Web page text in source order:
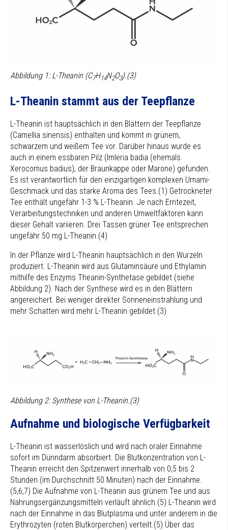
Abbildung 1: L-Theanin (C7H 14N2O3). (3)
L-Theanin stammt aus der Teepflanze
L-Theanin ist hauptsächlich in den Blättern der Teepflanze
(Camellia sinensis) enthalten und kommt in grünem,
schwarzem und weißem Tee vor. Darüber hinaus wurde es
auch in einem essbaren Pilz (Imleria badia (ehemals
Xerocomus badius), der Braunkappe oder Marone) gefunden.
Es ist verantwortlich für den einzigartigen komplexen Umami-
Geschmack und das starke Aroma des Tees.(1) Getrockneter
Tee enthält ungefähr 1-3 % L-Theanin. Je nach Erntezeit,
Verarbeitungstechniken und anderen Umweltfaktoren kann
dieser Gehalt variieren. Drei Tassen grüner Tee entsprechen
ungefähr 50 mg L-Theanin.(4)
In der Pflanze wird L-Theanin hauptsächlich in den Wurzeln
produziert. L-Theanin wird aus Glutaminsäure und Ethylamin
mithilfe des Enzyms Theanin-Synthetase gebildet (siehe
Abbildung 2). Nach der Synthese wird es in den Blättern
angereichert. Bei weniger direkter Sonneneinstrahlung und
mehr Schatten wird mehr L-Theanin gebildet.(3)
Abbildung 2: Synthese von L-Theanin.(3)
Aufnahme und biologische Verfügbarkeit
L-Theanin ist wasserlöslich und wird nach oraler Einnahme
sofort im Dünndarm absorbiert. Die Blutkonzentration von L-
Theanin erreicht den Spitzenwert innerhalb von 0,5 bis 2
Stunden (im Durchschnitt 50 Minuten) nach der Einnahme.
(5,6,7) Die Aufnahme von L-Theanin aus grünem Tee und aus
Nahrungsergänzungsmitteln verläuft ähnlich.(5) L-Theanin wird
nach der Einnahme in das Blutplasma und unter anderem in die
Erythrozyten (roten Blutkörperchen) verteilt.(5) Über das